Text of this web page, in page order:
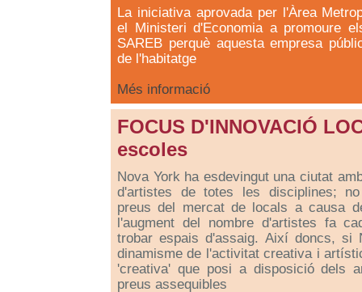
La iniciativa aprovada per l'Àrea
el Ministeri d'Economia a promoure
SAREB perquè aquesta empresa
de l'habitatge
Més informació
FOCUS D'INNOVACIÓ
escoles
Nova York ha esdevingut una ciutat
d'artistes de totes les disciplines;
preus del mercat de locals a causa
l'augment del nombre d'artistes fa
trobar espais d'assaig. Així doncs, si
dinamisme de l'activitat creativa i
'creativa' que posi a disposició dels
preus assequibles